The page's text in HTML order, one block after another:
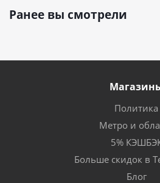
Ранее вы смотрели
Политика
Метро и
5%
Больше скидок в
Блог